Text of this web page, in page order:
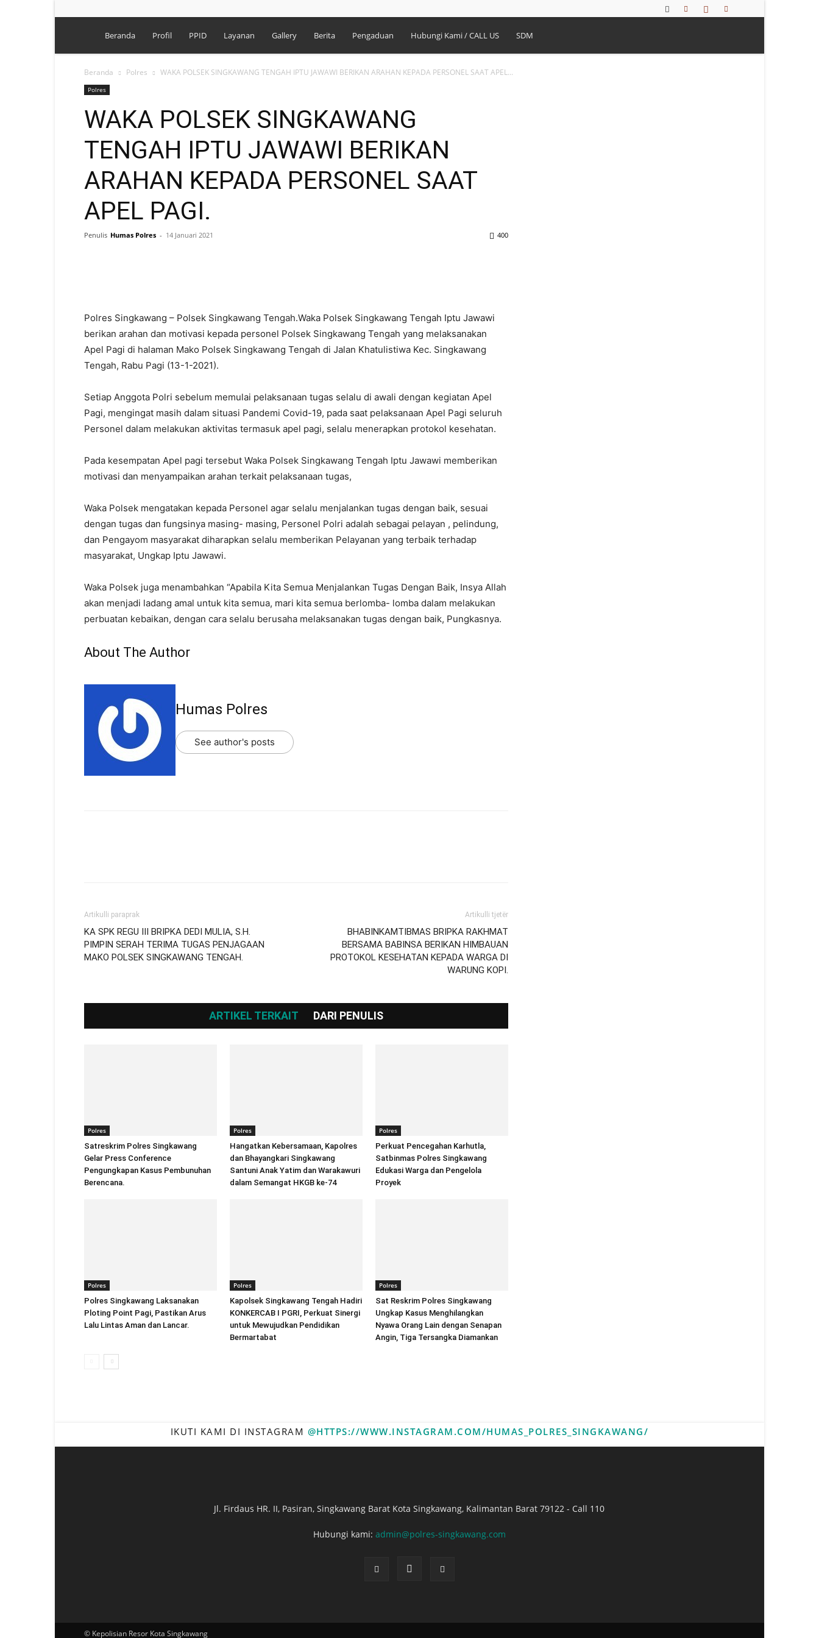
Polres
Singkawang
Beranda Profil PPID Layanan Gallery Berita Pengaduan Hubungi Kami / CALL US SDM
Beranda Polres WAKA POLSEK SINGKAWANG TENGAH IPTU JAWAWI BERIKAN ARAHAN KEPADA PERSONEL SAAT APEL...
Polres
WAKA POLSEK SINGKAWANG
TENGAH IPTU JAWAWI BERIKAN
ARAHAN KEPADA PERSONEL SAAT
APEL PAGI.
Penulis Humas Polres - 14 Januari 2021 400
Polres Singkawang – Polsek Singkawang Tengah.Waka Polsek Singkawang Tengah Iptu Jawawi
berikan arahan dan motivasi kepada personel Polsek Singkawang Tengah yang melaksanakan
Apel Pagi di halaman Mako Polsek Singkawang Tengah di Jalan Khatulistiwa Kec. Singkawang
Tengah, Rabu Pagi (13-1-2021).
Setiap Anggota Polri sebelum memulai pelaksanaan tugas selalu di awali dengan kegiatan Apel
Pagi, mengingat masih dalam situasi Pandemi Covid-19, pada saat pelaksanaan Apel Pagi seluruh
Personel dalam melakukan aktivitas termasuk apel pagi, selalu menerapkan protokol kesehatan.
Pada kesempatan Apel pagi tersebut Waka Polsek Singkawang Tengah Iptu Jawawi memberikan
motivasi dan menyampaikan arahan terkait pelaksanaan tugas,
Waka Polsek mengatakan kepada Personel agar selalu menjalankan tugas dengan baik, sesuai
dengan tugas dan fungsinya masing- masing, Personel Polri adalah sebagai pelayan , pelindung,
dan Pengayom masyarakat diharapkan selalu memberikan Pelayanan yang terbaik terhadap
masyarakat, Ungkap Iptu Jawawi.
Waka Polsek juga menambahkan “Apabila Kita Semua Menjalankan Tugas Dengan Baik, Insya Allah
akan menjadi ladang amal untuk kita semua, mari kita semua berlomba- lomba dalam melakukan
perbuatan kebaikan, dengan cara selalu berusaha melaksanakan tugas dengan baik, Pungkasnya.
About The Author
Humas Polres
See author's posts
Artikulli paraprak
KA SPK REGU III BRIPKA DEDI MULIA, S.H.
PIMPIN SERAH TERIMA TUGAS PENJAGAAN
MAKO POLSEK SINGKAWANG TENGAH.
Artikulli tjetër
BHABINKAMTIBMAS BRIPKA RAKHMAT
BERSAMA BABINSA BERIKAN HIMBAUAN
PROTOKOL KESEHATAN KEPADA WARGA DI
WARUNG KOPI.
ARTIKEL TERKAIT DARI PENULIS
Polres
Satreskrim Polres Singkawang
Gelar Press Conference
Pengungkapan Kasus Pembunuhan
Berencana.
Polres
Hangatkan Kebersamaan, Kapolres
dan Bhayangkari Singkawang
Santuni Anak Yatim dan Warakawuri
dalam Semangat HKGB ke-74
Polres
Perkuat Pencegahan Karhutla,
Satbinmas Polres Singkawang
Edukasi Warga dan Pengelola
Proyek
Polres
Polres Singkawang Laksanakan
Ploting Point Pagi, Pastikan Arus
Lalu Lintas Aman dan Lancar.
Polres
Kapolsek Singkawang Tengah Hadiri
KONKERCAB I PGRI, Perkuat Sinergi
untuk Mewujudkan Pendidikan
Bermartabat
Polres
Sat Reskrim Polres Singkawang
Ungkap Kasus Menghilangkan
Nyawa Orang Lain dengan Senapan
Angin, Tiga Tersangka Diamankan
IKUTI KAMI DI INSTAGRAM @HTTPS://WWW.INSTAGRAM.COM/HUMAS_POLRES_SINGKAWANG/
Jl. Firdaus HR. II, Pasiran, Singkawang Barat Kota Singkawang, Kalimantan Barat 79122 - Call 110
Hubungi kami: admin@polres-singkawang.com
© Kepolisian Resor Kota Singkawang